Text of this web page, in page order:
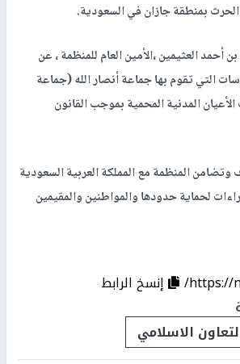
بمنطقة جازان في السعودية.
العثيمين ،الأمين العام للمنظمة ، عن
التي تقوم بها جماعة أنصار الله (جماعة
المدنية المحمية بموجب القانون
المنظمة مع المملكة العربية السعودية
لحماية حدودها والمواطنين والمقيمين
https://
إنسخ الرابط
الاسلامي